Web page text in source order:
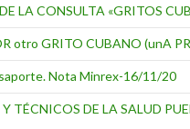
LA CONSULTA «GRITOS
otro GRITO CUBANO (unA
Nota Minrex-16/11/20
TÉCNICOS DE LA SALUD